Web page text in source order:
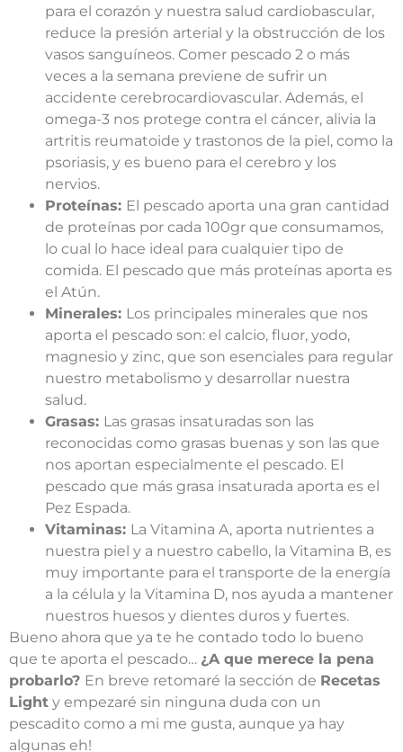
para el corazón y nuestra salud cardiobascular,
reduce la presión arterial y la obstrucción de los
vasos sanguíneos. Comer pescado 2 o más
veces a la semana previene de sufrir un
accidente cerebrocardiovascular. Además, el
omega-3 nos protege contra el cáncer, alivia la
artritis reumatoide y trastonos de la piel, como la
psoriasis, y es bueno para el cerebro y los
nervios.
Proteínas: El pescado aporta una gran cantidad
de proteínas por cada 100gr que consumamos,
lo cual lo hace ideal para cualquier tipo de
comida. El pescado que más proteínas aporta es
el Atún.
Minerales: Los principales minerales que nos
aporta el pescado son: el calcio, fluor, yodo,
magnesio y zinc, que son esenciales para regular
nuestro metabolismo y desarrollar nuestra
salud.
Grasas: Las grasas insaturadas son las
reconocidas como grasas buenas y son las que
nos aportan especialmente el pescado. El
pescado que más grasa insaturada aporta es el
Pez Espada.
Vitaminas: La Vitamina A, aporta nutrientes a
nuestra piel y a nuestro cabello, la Vitamina B, es
muy importante para el transporte de la energía
a la célula y la Vitamina D, nos ayuda a mantener
nuestros huesos y dientes duros y fuertes.
Bueno ahora que ya te he contado todo lo bueno
que te aporta el pescado… ¿A que merece la pena
probarlo? En breve retomaré la sección de Recetas
Light y empezaré sin ninguna duda con un
pescadito como a mi me gusta, aunque ya hay
algunas eh!